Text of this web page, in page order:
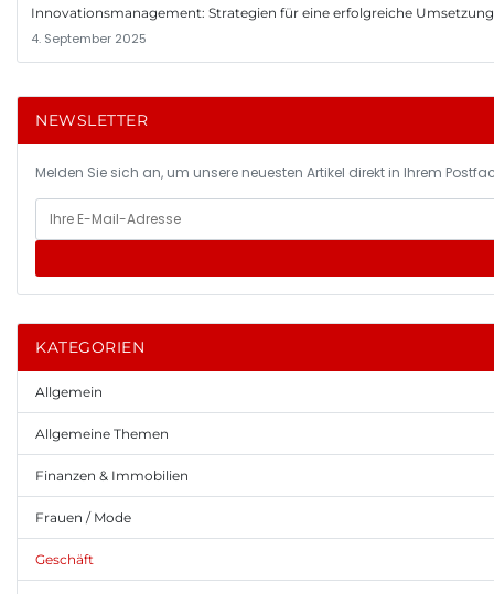
Innovationsmanagement: Strategien für eine erfolgreiche
4. September 2025
NEWSLETTER
Melden Sie sich an, um unsere neuesten Artikel direkt in Ihrem
KATEGORIEN
Allgemein
Allgemeine Themen
Finanzen & Immobilien
Frauen / Mode
Geschäft